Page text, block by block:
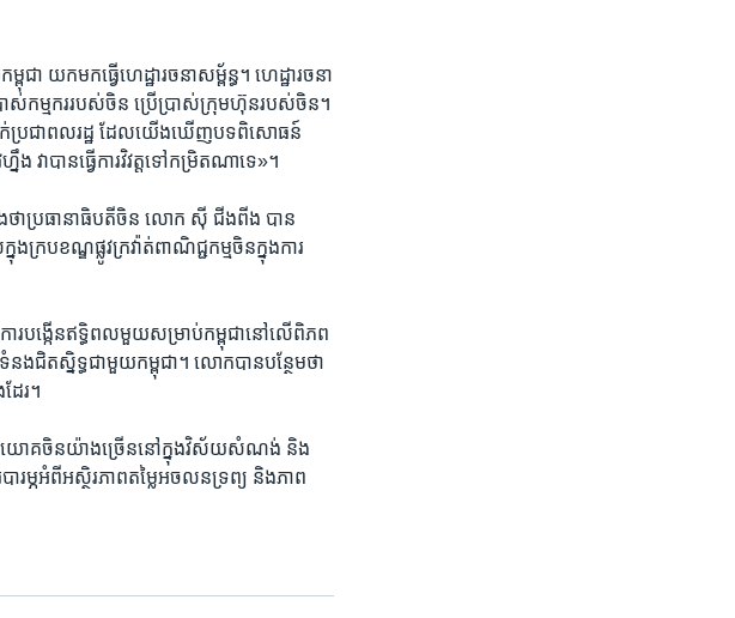
ក​មក​ធ្វើ​ហេដ្ឋារចនា​សម្ព័ន្ធ។​ ​ហេដ្ឋារចនា
ាស់​កម្មករ​របស់​ចិន ​ប្រើប្រាស់​ក្រុមហ៊ុន​របស់​ចិន។
ប្រជា​ពលរដ្ឋ​ ដែល​យើង​ឃើញ​បទ​ពិសោធន៍​
វា​បាន​ធ្វើ​ការ​វិវត្ត​ទៅ​កម្រិត​ណា​ទេ»។​
ថា​ប្រធានាធិបតី​ចិន​ លោក​ ស៊ី ជីងពីង ​បាន​
របខណ្ឌផ្លូវ​ក្រវ៉ាត់​ពាណិជ្ជ​កម្ម​ចិន​ក្នុង​ការ​
ារ​បង្កើន​ឥទ្ធិពល​មួយ​សម្រាប់​កម្ពុជា​នៅ​លើ​ពិភព​
តស្និទ្ធ​ជាមួយ​កម្ពុជា។​ ​លោកបាន​បន្ថែម​ថា​
ែរ។​
វិនិយោគ​ចិន​យ៉ាង​ច្រើន​នៅ​ក្នុង​វិស័យ​សំណង់​ ​និង​
រម្ភ​អំពី​អស្ថិរភាព​តម្លៃ​អចលន​ទ្រព្យ និង​ភាព​